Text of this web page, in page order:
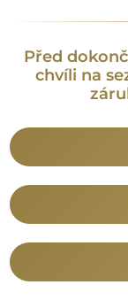
Před
chvíli na